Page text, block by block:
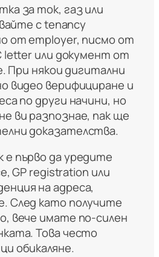
за ток, газ или
с tenancy
от employer, писмо от
letter или документ от
При някои дигитални
видео верифициране и
по други начини, но
ви разпознае, пак ще
доказателства.
първо да уредите
GP registration или
на адреса,
След като получите
вече имате по-силен
Това често
обикаляне.